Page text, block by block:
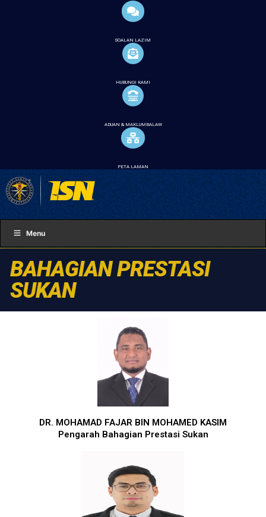
SOALAN LAZIM
HUBUNGI KAMI
ADUAN & MAKLUMBALAW
PETA LAMAN
Menu
BAHAGIAN PRESTASI
SUKAN
DR. MOHAMAD FAJAR BIN MOHAMED KASIM
Pengarah Bahagian Prestasi Sukan